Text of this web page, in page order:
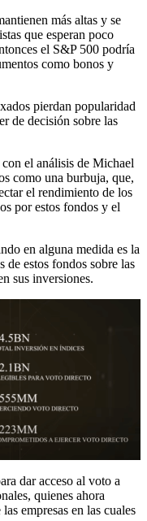
más altas y se
que esperan poco
el S&P 500 podría
como bonos y
pierdan popularidad
de decisión sobre las
el análisis de Michael
como una burbuja, que,
el rendimiento de los
por estos fondos y el
en alguna medida es la
de estos fondos sobre las
sus inversiones.
dar acceso al voto a
quienes ahora
empresas en las cuales